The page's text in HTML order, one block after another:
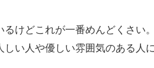
けどこれが一番めんどくさい
い人や優しい雰囲気のある人